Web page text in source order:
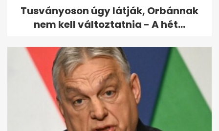
Tusványoson úgy látják, Orbánnak
nem kell változtatnia - A hét...